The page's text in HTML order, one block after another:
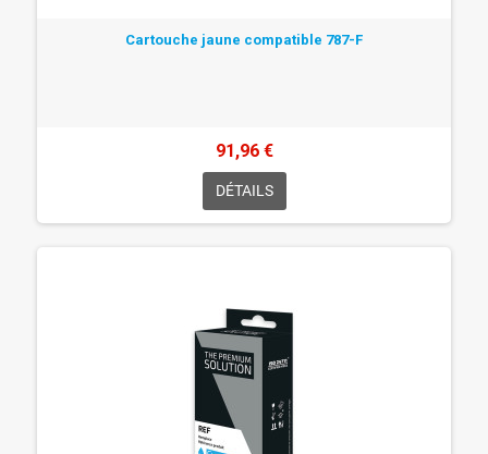
Cartouche jaune compatible 787-F
91,96 €
DÉTAILS